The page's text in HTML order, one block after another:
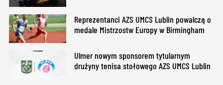
Reprezentanci AZS UMCS Lublin powalczą o
medale Mistrzostw Europy w Birmingham
Ulmer nowym sponsorem tytularnym
drużyny tenisa stołowego AZS UMCS Lublin